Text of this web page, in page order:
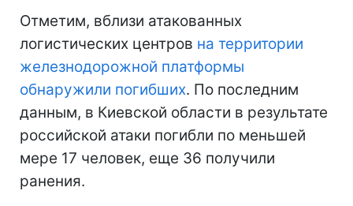
Отметим, вблизи атакованных
логистических центров на территории
железнодорожной платформы
обнаружили погибших. По последним
данным, в Киевской области в результате
российской атаки погибли по меньшей
мере 17 человек, еще 36 получили
ранения.